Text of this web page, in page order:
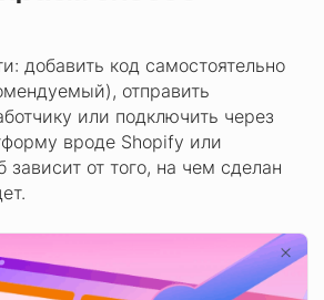
добавить код самостоятельно
отправить
или подключить через
вроде Shopify или
зависит от того, на чем сделан